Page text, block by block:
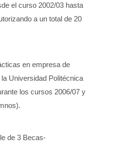
el curso 2002/03 hasta
a un total de 20
en empresa de
Universidad Politécnica
los cursos 2006/07 y
de 3 Becas-